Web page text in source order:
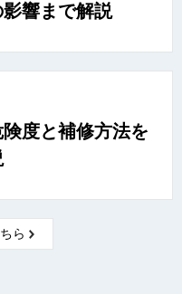
響まで解説
度と補修方法を
ら